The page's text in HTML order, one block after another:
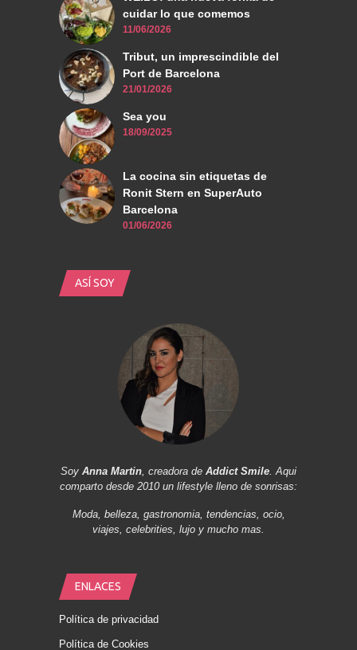
cuidar lo que comemos
11/06/2026
Tribut, un imprescindible del
Port de Barcelona
21/01/2026
Sea you
18/09/2025
La cocina sin etiquetas de
Ronit Stern en SuperAuto
Barcelona
01/06/2026
ASÍ SOY
Soy Anna Martin, creadora de Addict Smile. Aqui
comparto desde 2010 un lifestyle lleno de sonrisas:
Moda, belleza, gastronomia, tendencias, ocio,
viajes, celebrities, lujo y mucho mas.
ENLACES
Política de privacidad
Política de Cookies